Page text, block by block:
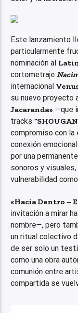
Este lanzamiento
particularmente
nominación al
cortometraje
internacional
su nuevo proyecto
Jacaranda» —que
tracks
compromiso con
conexión
por una
sonoros y
vulnerabilidad
«Hacia Dentro –
invitación a mirar
nombre—, pero
un ritual colectivo
de ser solo un
como una obra
comunión entre
compartida se